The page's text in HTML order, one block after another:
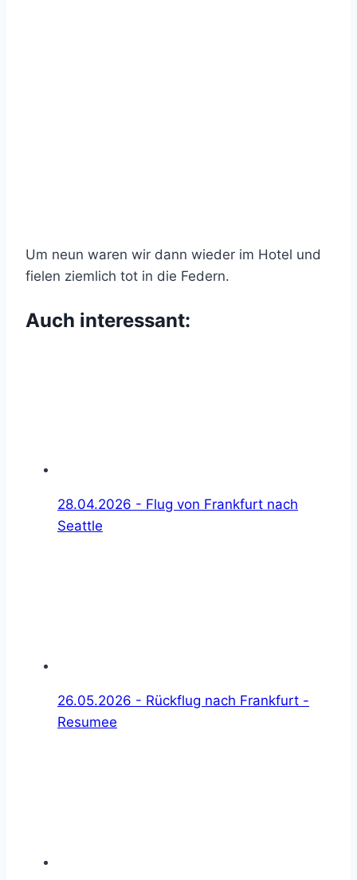
Um neun waren wir dann wieder im Hotel und
fielen ziemlich tot in die Federn.
Auch interessant:
28.04.2026 - Flug von Frankfurt nach
Seattle
26.05.2026 - Rückflug nach Frankfurt -
Resumee